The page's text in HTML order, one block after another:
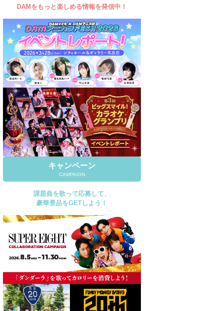
自宅でカラオケ歌い放題！
家族や友達と一緒に！練習にも！
DAMをもっと楽しめる情報を発信中！
キャンペーン
CAMPAIGN
課題曲を歌って応募して、
豪華景品をGETしよう！